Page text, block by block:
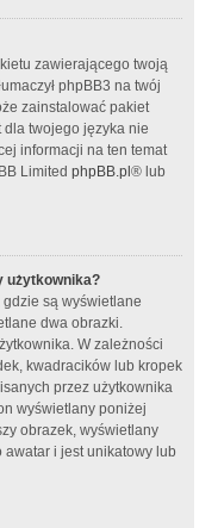
zawierającego twoją
phpBB3 na twój
zainstalować pakiet
twojego języka nie
informacji na ten temat
Limited phpBB.pl® lub
użytkownika?
są wyświetlane
dwa obrazki.
W zależności
kwadracików lub kropek
przez użytkownika
wyświetlany poniżej
obrazek, wyświetlany
i jest unikatowy lub